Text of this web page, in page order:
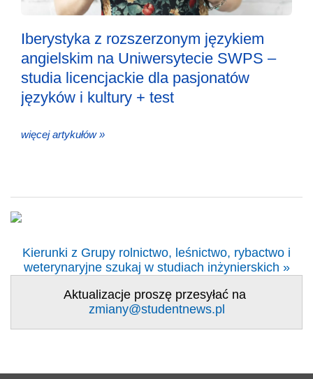
Iberystyka z rozszerzonym językiem
angielskim na Uniwersytecie SWPS –
studia licencjackie dla pasjonatów
języków i kultury + test
więcej artykułów »
Kierunki z Grupy rolnictwo, leśnictwo, rybactwo i
weterynaryjne szukaj w studiach inżynierskich »
Aktualizacje proszę przesyłać na
zmiany@studentnews.pl